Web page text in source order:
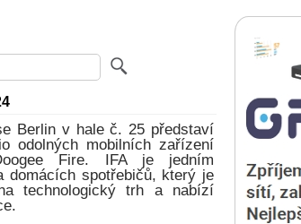
Berlin v hale č. 25 představí
odolných mobilních zařízení
Fire. IFA je jedním
domácích spotřebičů, který je
technologický trh a nabízí